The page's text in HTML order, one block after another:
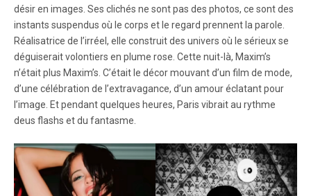
désir en images. Ses clichés ne sont pas des photos, ce sont des
instants suspendus où le corps et le regard prennent la parole.
Réalisatrice de l’irréel, elle construit des univers où le sérieux se
déguiserait volontiers en plume rose. Cette nuit-là, Maxim’s
n’était plus Maxim’s. C’était le décor mouvant d’un film de mode,
d’une célébration de l’extravagance, d’un amour éclatant pour
l’image. Et pendant quelques heures, Paris vibrait au rythme
deus flashs et du fantasme.